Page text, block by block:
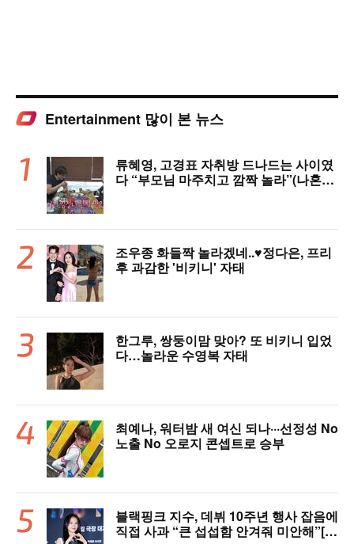
Entertainment 많이 본 뉴스
류혜영, 고경표 자취방 드나드는 사이였
다 “부모님 마주치고 깜짝 놀라”(나혼자
조우종 화들짝 놀라겠네..♥정다은, 프리
후 과감한 '비키니' 자태
한그루, 쌍둥이맘 맞아? 또 비키니 입었
다…놀라운 수영복 자태
최예나, 워터밤 새 여신 되나···선정성 No
노출 No 오로지 콘셉트로 승부
블랙핑크 지수, 데뷔 10주년 행사 잡음에
직접 사과 “큰 섭섭함 안겨줘 미안해”[핫